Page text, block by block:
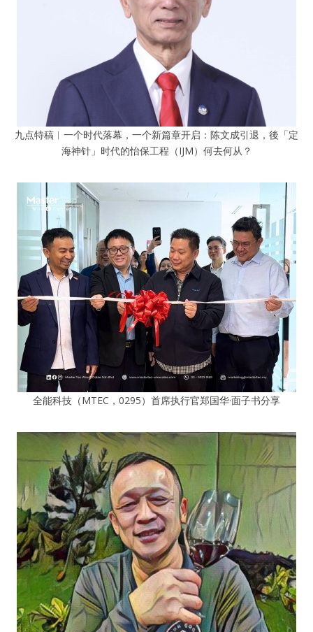
九点特稿︱一个时代落幕，一个新篇章开启：陈文成引退，後「定
海神针」时代的怡保工程（IJM）何去何从？
全能科技（MTEC，0295）首席执行官郑国华·面子书分享